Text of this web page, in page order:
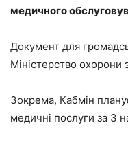
медичного
Документ для
Міністерство охорони
Зокрема, Кабмін
медичні послуги за 3